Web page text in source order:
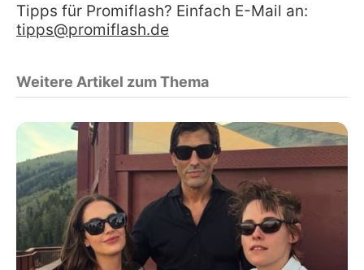
Tipps für Promiflash? Einfach E-Mail an:
tipps@promiflash.de
Weitere Artikel zum Thema